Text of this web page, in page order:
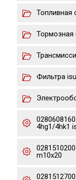
Топливная
Тормозная
Фильтра
4hg1/4hk1
m10x20